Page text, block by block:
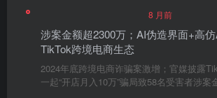
8 月前
涉案金额超2300万；AI伪造界面+高
TikTok跨境电商生态
2024年底跨境电商诈骗案激增；官媒披露
一起“开店月入10万”骗局致58名受害者涉案